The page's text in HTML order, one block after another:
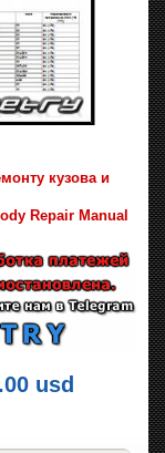
кузова и
Repair Manual
usd